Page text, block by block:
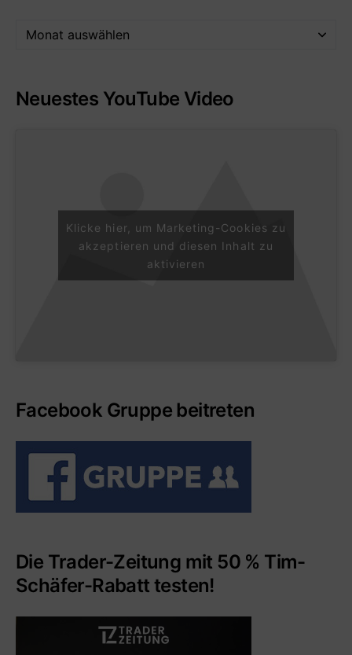
Neuestes YouTube Video
Klicke hier, um Marketing-Cookies zu
akzeptieren und diesen Inhalt zu
aktivieren
Facebook Gruppe beitreten
Die Trader-Zeitung mit 50 % Tim-
Schäfer-Rabatt testen!